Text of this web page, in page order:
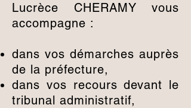
Lucrèce CHERAMY vous
accompagne :
dans vos démarches auprès
de la préfecture,
dans vos recours devant le
tribunal administratif,